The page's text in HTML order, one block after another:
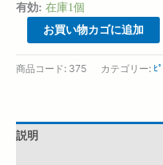
有効: 在庫1個
お買い物カゴに追加
商品コード: 375 カテゴリー: ﾋ
説明